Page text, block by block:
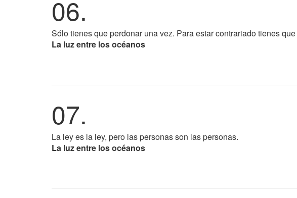
06.
Sólo tienes que perdonar una vez. Para estar contrariado tienes
La luz entre los océanos
07.
La ley es la ley, pero las personas son las personas.
La luz entre los océanos